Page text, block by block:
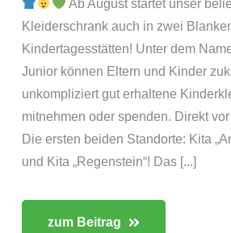
Ab August startet unser
Kleiderschrank auch in zwei
Kindertagesstätten! Unter dem
Junior können Eltern und Kinder
unkompliziert gut erhaltene
mitnehmen oder spenden. Direkt
Die ersten beiden Standorte: Kita
und Kita „Regenstein“! Das [...]
zum Beitrag